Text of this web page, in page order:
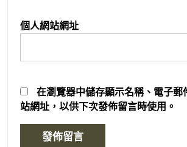
個人網站網址
在瀏覽器中儲存顯示名稱、電子郵
站網址，以供下次發佈留言時使用。